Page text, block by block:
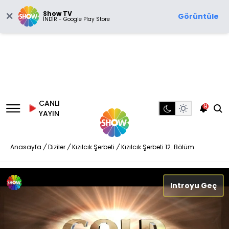
Show TV
İNDİR - Google Play Store Görüntüle
CANLI
YAYIN
9
Anasayfa / Diziler / Kızılcık Şerbeti / Kızılcık Şerbeti 12. Bölüm
Introyu Geç